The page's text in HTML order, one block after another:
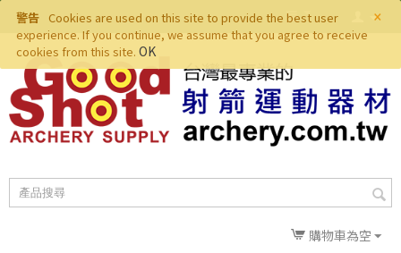
×
警告 Cookies are used on this site to provide the best user
experience. If you continue, we assume that you agree to receive
cookies from this site. OK
購物車為空